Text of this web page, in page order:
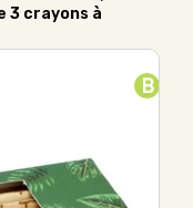
3 crayons à
B